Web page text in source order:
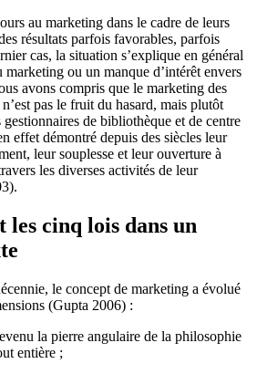
au marketing dans le cadre de leurs
résultats parfois favorables, parfois
cas, la situation s’explique en général
marketing ou un manque d’intérêt envers
avons compris que le marketing des
pas le fruit du hasard, mais plutôt
gestionnaires de bibliothèque et de centre
effet démontré depuis des siècles leur
leur souplesse et leur ouverture à
les diverses activités de leur
cinq lois dans un
le concept de marketing a évolué
(Gupta 2006) :
la pierre angulaire de la philosophie
entière ;